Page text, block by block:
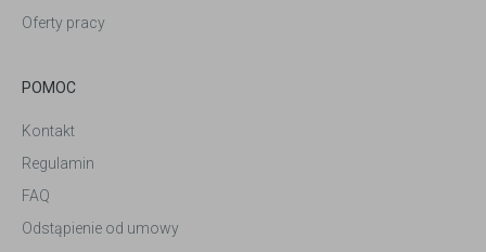
Oferty pracy
POMOC
Kontakt
Regulamin
FAQ
Odstąpienie od umowy